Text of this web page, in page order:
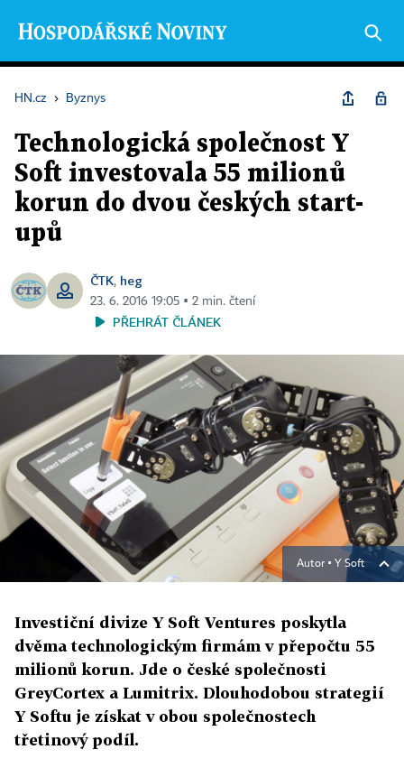
HN.cz › Byznys
Technologická společnost Y
Soft investovala 55 milionů
korun do dvou českých start-
upů
ČTK, heg
23. 6. 2016 19:05 ▪ 2 min. čtení
PŘEHRÁT ČLÁNEK
Autor ▪ Y Soft
Investiční divize Y Soft Ventures poskytla
dvěma technologickým firmám v přepočtu 55
milionů korun. Jde o české společnosti
GreyCortex a Lumitrix. Dlouhodobou strategií
Y Softu je získat v obou společnostech
třetinový podíl.